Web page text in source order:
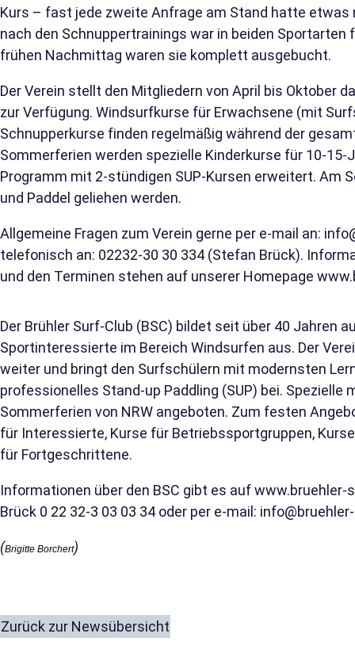
Kurs – fast jede zweite Anfrage am Stand hatte etwas
nach den Schnuppertrainings war in beiden
frühen Nachmittag waren sie komplett ausgebucht.
Der Verein stellt den Mitgliedern von April bis Oktober
zur Verfügung. Windsurfkurse für Erwachsene (mit
Schnupperkurse finden regelmäßig während der
Sommerferien werden spezielle Kinderkurse für 10-15-
Programm mit 2-stündigen SUP-Kursen erweitert. Am
und Paddel geliehen werden.
Allgemeine Fragen zum Verein gerne per e-mail an:
telefonisch an: 02232-30 30 334 (Stefan Brück).
und den Terminen stehen auf unserer Homepage
Der Brühler Surf-Club (BSC) bildet seit über 40 Jahren
Sportinteressierte im Bereich Windsurfen aus. Der
weiter und bringt den Surfschülern mit modernsten
professionelles Stand-up Paddling (SUP) bei. Spezielle
Sommerferien von NRW angeboten. Zum festen
für Interessierte, Kurse für Betriebssportgruppen,
für Fortgeschrittene.
Informationen über den BSC gibt es aufwww.bruehler-
Brück 0 22 32-3 03 03 34 oder per e-mail:
(Brigitte Borchert)
Zurück zur Newsübersicht